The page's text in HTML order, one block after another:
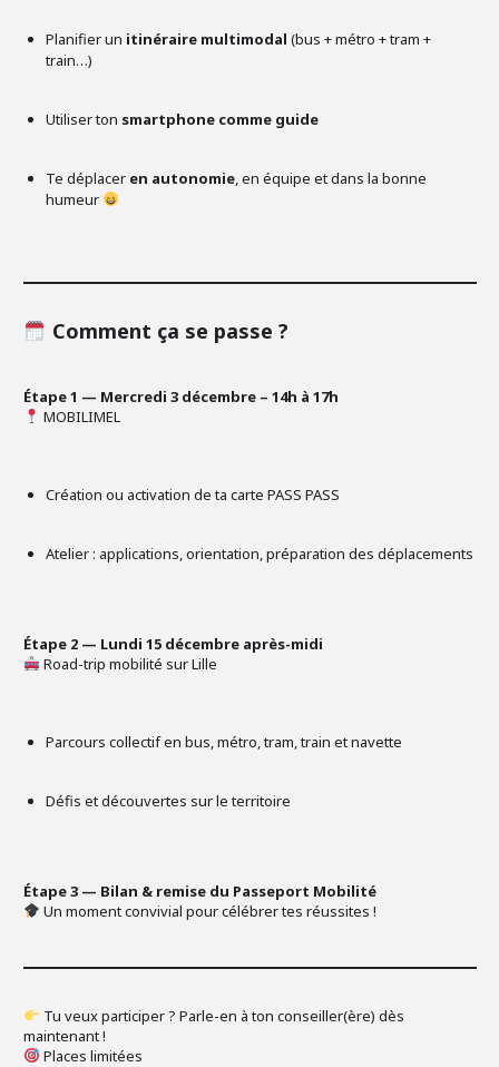
Planifier un itinéraire multimodal (bus + métro + tram +
train…)
Utiliser ton smartphone comme guide
Te déplacer en autonomie , en équipe et dans la bonne
humeur
Comment ça se passe ?
Étape 1 — Mercredi 3 décembre – 14h à 17h
MOBILIMEL
Création ou activation de ta carte PASS PASS
Atelier : applications, orientation, préparation des déplacements
Étape 2 — Lundi 15 décembre après-midi
Road-trip mobilité sur Lille
Parcours collectif en bus, métro, tram, train et navette
Défis et découvertes sur le territoire
Étape 3 — Bilan & remise du Passeport Mobilité
Un moment convivial pour célébrer tes réussites !
Tu veux participer ? Parle-en à ton conseiller(ère) dès
maintenant !
Places limitées